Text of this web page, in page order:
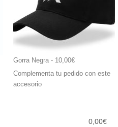
Gorra Negra - 10,00€
Complementa tu pedido con este
accesorio
0,00€